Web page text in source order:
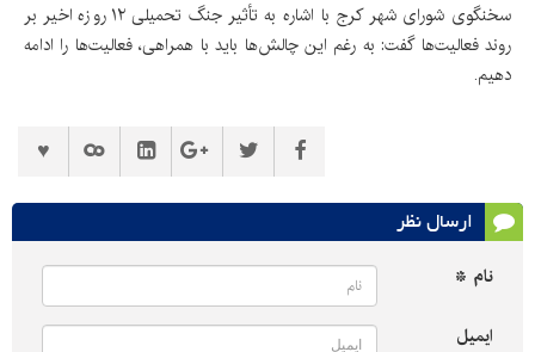
‎سخنگوی شورای شهر کرج با اشاره به تأثیر جنگ تحمیلی ۱۲ روزه اخیر بر
روند فعالیت‌ها گفت: به رغم این چالش‌ها باید با همراهی، فعالیت‌ها را ادامه
دهیم.
ارسال نظر
نام *
ایمیل